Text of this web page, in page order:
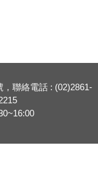
聯絡電話 : (02)2861-